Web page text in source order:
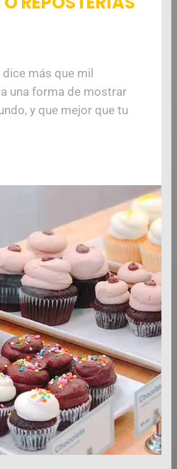
más que mil
una forma de mostrar
y que mejor que tu